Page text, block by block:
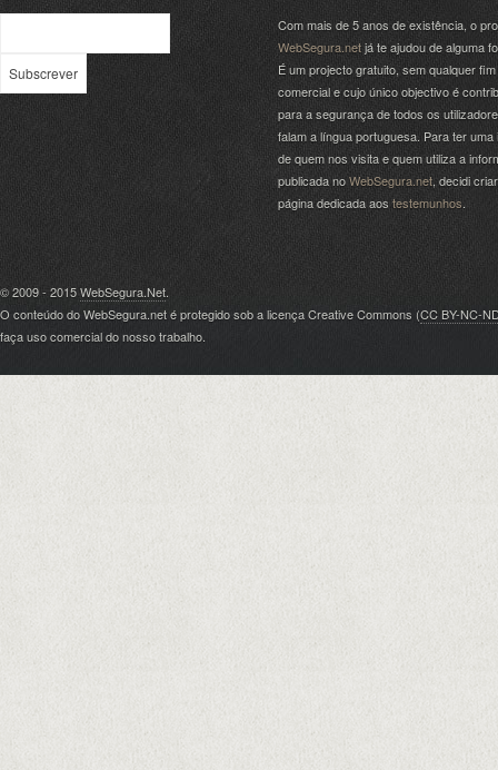
Com mais de 5 anos de existência, o
WebSegura.netjá te ajudou de alguma
É um projecto gratuito, sem qualquer fim
comercial e cujo único objectivo é
para a segurança de todos os
falam a língua portuguesa. Para ter uma
de quem nos visita e quem utiliza a
publicada noWebSegura.net , decidi
página dedicada aos testemunhos
© 2009 - 2015WebSegura.Net.
O conteúdo do WebSegura.net é protegido sob a licença Creative Commons (CC BY-NC-
faça uso comercial do nosso trabalho.